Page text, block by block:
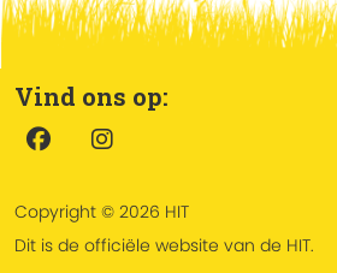
Vind ons op:
Copyright © 2026 HIT
Dit is de officiële website van de HIT.